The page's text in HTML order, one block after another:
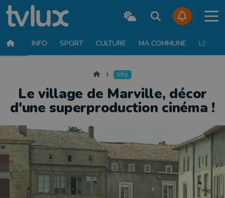
INFO SPORT CULTURE MA COMMUNE LE JT
Accueil Info
Le village de Marville, décor
d'une superproduction cinéma !